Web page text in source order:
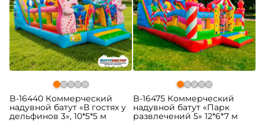
B-16440 Коммерческий
надувной батут «В гостях у
дельфинов 3», 10*5*5 м
B-16475 Коммерческий
надувной батут «Парк
развлечений 5» 12*6*7 м